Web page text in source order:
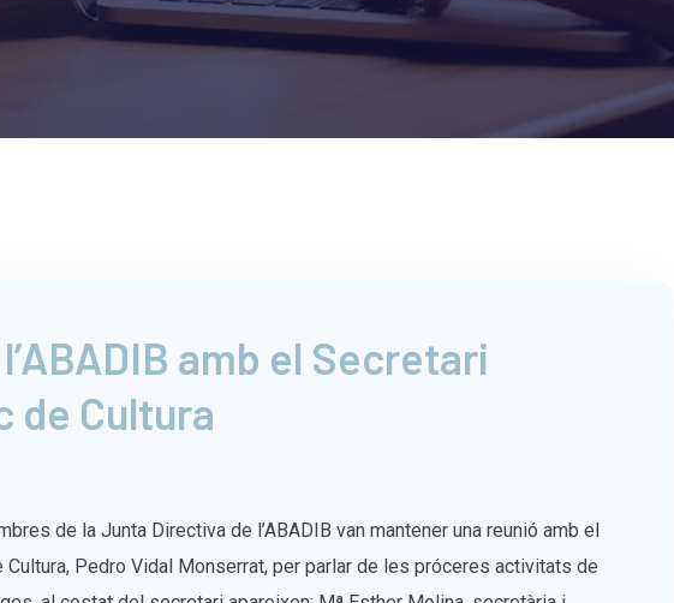
amb el Secretari
de Cultura
de la Junta Directiva de l’ABADIB van mantener una reunió amb el
Cultura, Pedro Vidal Monserrat, per parlar de les próceres activitats de